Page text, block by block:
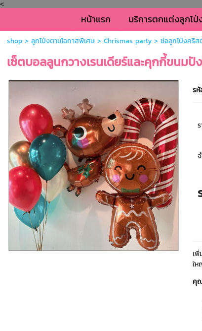
<
หน้าแรก บริการตกแต่งลูกโป่
shop> ลูกโป่งตามโอกาสพิเศษ> Chrismas party> ช่อลูกโป่งคริ
เซ็ตบอลลูนกวางเรนเดียร์และคุกกี้ขนม
ร
เ
ใ
คุ